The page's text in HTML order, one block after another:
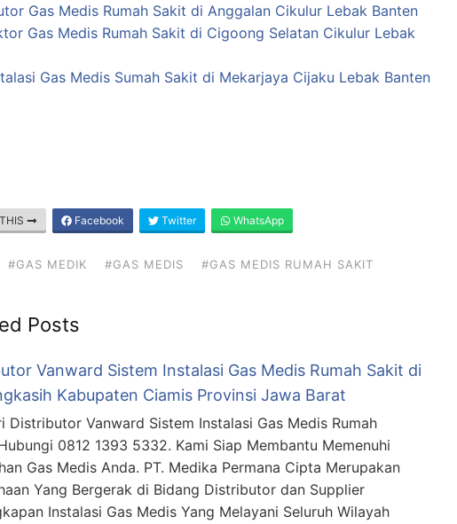
Gas Medis Rumah Sakit di Anggalan Cikulur Lebak Banten
Gas Medis Rumah Sakit di Cigoong Selatan Cikulur Lebak
Gas Medis Sumah Sakit di Mekarjaya Cijaku Lebak Banten
Facebook Twitter WhatsApp
#GAS MEDIK #GAS MEDIS #GAS MEDIS RUMAH SAKIT
Posts
Vanward Sistem Instalasi Gas Medis Rumah Sakit di
Kabupaten Ciamis Provinsi Jawa Barat
Distributor Vanward Sistem Instalasi Gas Medis Rumah
0812 1393 5332. Kami Siap Membantu Memenuhi
Gas Medis Anda. PT. Medika Permana Cipta Merupakan
Yang Bergerak di Bidang Distributor dan Supplier
Instalasi Gas Medis Yang Melayani Seluruh Wilayah